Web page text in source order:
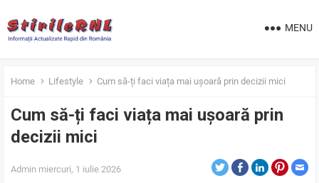
MENU
Home Lifestyle Cum să-ți faci viața mai ușoară prin decizii mici
Cum să-ți faci viața mai ușoară prin
decizii mici
Admin miercuri, 1 iulie 2026